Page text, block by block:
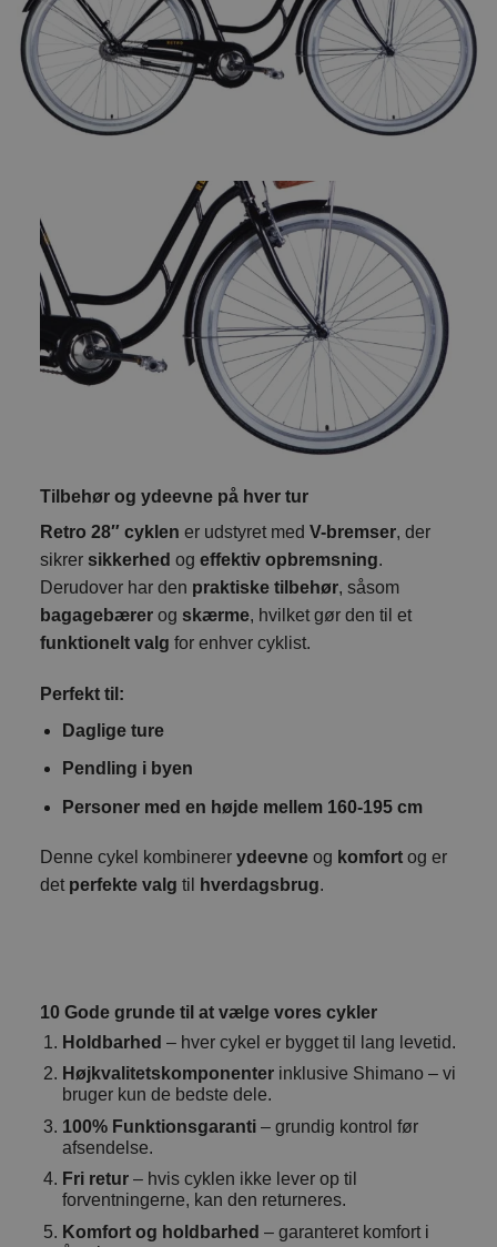
Tilbehør og ydeevne på hver tur
Retro 28″ cyklen er udstyret med V-bremser, der
sikrer sikkerhed og effektiv opbremsning.
Derudover har den praktiske tilbehør, såsom
bagagebærerog skærme, hvilket gør den til et
funktionelt valg for enhver cyklist.
Perfekt til:
Daglige ture
Pendling i byen
Personer med en højde mellem 160-195 cm
Denne cykel kombinerer ydeevneog komfortog er
det perfekte valg til hverdagsbrug.
10 Gode grunde til at vælge vores cykler
Holdbarhed – hver cykel er bygget til lang levetid.
Højkvalitetskomponenter inklusive Shimano – vi
bruger kun de bedste dele.
100% Funktionsgaranti – grundig kontrol før
afsendelse.
Fri retur – hvis cyklen ikke lever op til
forventningerne, kan den returneres.
Komfort og holdbarhed – garanteret komfort i